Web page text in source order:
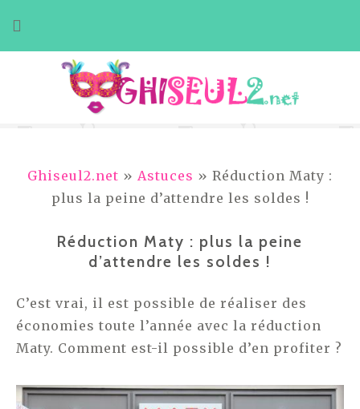
au
contenu
Ghiseul2.net » Astuces » Réduction Maty :
plus la peine d’attendre les soldes !
Réduction Maty : plus la peine
d’attendre les soldes !
C’est vrai, il est possible de réaliser des
économies toute l’année avec la réduction
Maty. Comment est-il possible d’en profiter ?